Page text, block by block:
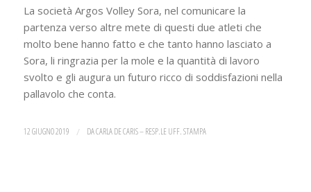
La società Argos Volley Sora, nel comunicare la
partenza verso altre mete di questi due atleti che
molto bene hanno fatto e che tanto hanno lasciato a
Sora, li ringrazia per la mole e la quantità di lavoro
svolto e gli augura un futuro ricco di soddisfazioni nella
pallavolo che conta.
12 GIUGNO 2019 / DACARLA DE CARIS – RESP.LE UFF. STAMPA